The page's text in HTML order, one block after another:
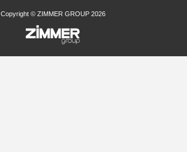
Copyright © ZIMMER GROUP 2026